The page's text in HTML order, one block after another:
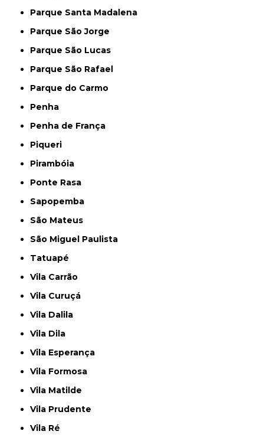
Parque Santa Madalena
Parque São Jorge
Parque São Lucas
Parque São Rafael
Parque do Carmo
Penha
Penha de França
Piqueri
Pirambóia
Ponte Rasa
Sapopemba
São Mateus
São Miguel Paulista
Tatuapé
Vila Carrão
Vila Curuçá
Vila Dalila
Vila Dila
Vila Esperança
Vila Formosa
Vila Matilde
Vila Prudente
Vila Ré